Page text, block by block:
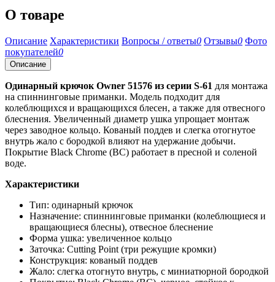
О товаре
Описание Характеристики Вопросы / ответы0 Отзывы0 Фото
покупателей0
Описание
Одинарный крючок Owner 51576 из серии S-61 для монтажа
на спиннинговые приманки. Модель подходит для
колеблющихся и вращающихся блесен, а также для отвесного
блеснения. Увеличенный диаметр ушка упрощает монтаж
через заводное кольцо. Кованый поддев и слегка отогнутое
внутрь жало с бородкой влияют на удержание добычи.
Покрытие Black Chrome (BC) работает в пресной и соленой
воде.
Характеристики
Тип: одинарный крючок
Назначение: спиннинговые приманки (колеблющиеся и
вращающиеся блесны), отвесное блеснение
Форма ушка: увеличенное кольцо
Заточка: Cutting Point (три режущие кромки)
Конструкция: кованый поддев
Жало: слегка отогнуто внутрь, с миниатюрной бородкой